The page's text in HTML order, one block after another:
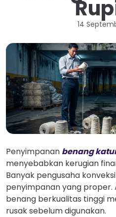
14
Penyimpanan benang
menyebabkan kerugian
Banyak pengusaha
penyimpanan yang proper.
benang berkualitas tinggi
rusak sebelum digunakan.